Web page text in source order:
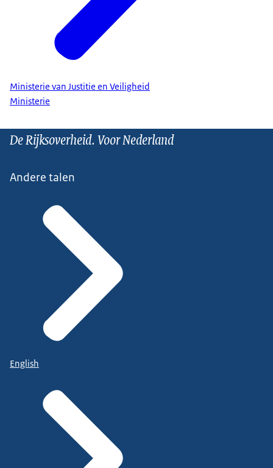
Ministerie van Justitie en Veiligheid
Ministerie
De Rijksoverheid. Voor Nederland
Andere talen
English